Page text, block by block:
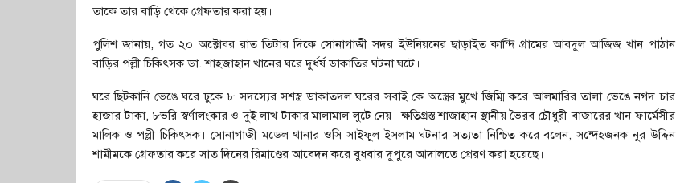
তাকে তার বাড়ি থেকে গ্রেফতার করা হয়।
পুলিশ জানায়, গত ২০ অক্টোবর রাত তিটার দিকে সোনাগাজী সদর ইউনিয়নের ছাড়াইত কান্দি গ্রামের আবদুল আজিজ খান পাঠান
বাড়ির পল্লী চিকিৎসক ডা. শাহজাহান খানের ঘরে দুর্ধর্ষ ডাকাতির ঘটনা ঘটে।
ঘরে ছিটকানি ভেঙে ঘরে ঢুকে ৮ সদস্যের সশস্ত্র ডাকাতদল ঘরের সবাই কে অস্ত্রের মুখে জিম্মি করে আলমারির তালা ভেঙে নগদ চার
হাজার টাকা, ৮ভরি স্বর্ণালংকার ও দুই লাখ টাকার মালামাল লুটে নেয়। ক্ষতিগ্রস্ত শাজাহান স্থানীয় ভৈরব চৌধুরী বাজারের খান ফার্মেসীর
মালিক ও পল্লী চিকিৎসক। সোনাগাজী মডেল থানার ওসি সাইফুল ইসলাম ঘটনার সত্যতা নিশ্চিত করে বলেন, সন্দেহজনক নুর উদ্দিন
শামীমকে গ্রেফতার করে সাত দিনের রিমাণ্ডের আবেদন করে বুধবার দুপুরে আদালতে প্রেরণ করা হয়েছে।